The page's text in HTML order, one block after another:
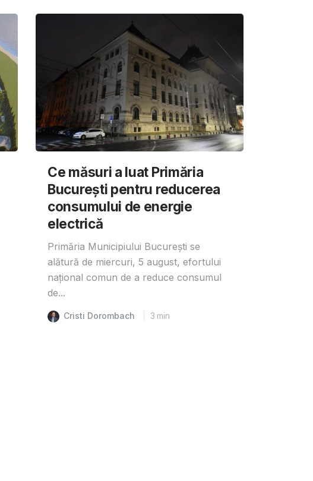
Ce măsuri a luat Primăria
București pentru reducerea
consumului de energie
electrică
Primăria Municipiului București se
alătură de miercuri, 5 august, efortului
național comun de a reduce consumul
de...
Cristi Dorombach 3 min